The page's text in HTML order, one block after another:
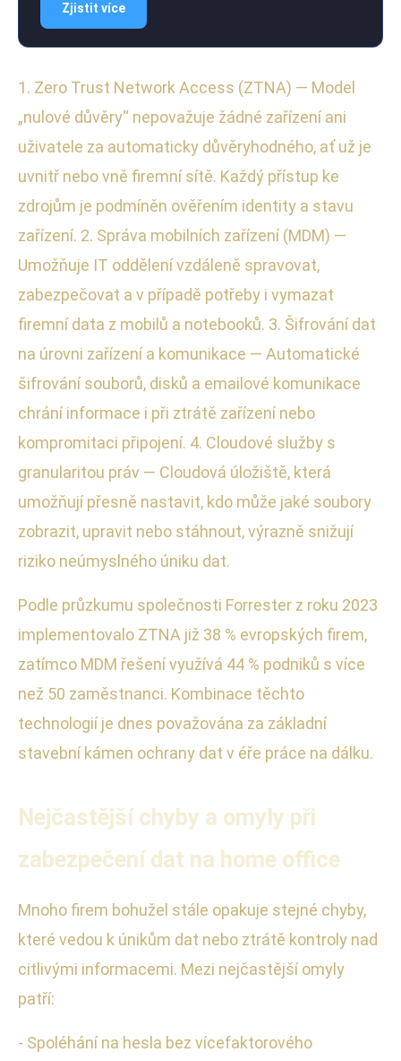
Zjistit více
1. Zero Trust Network Access (ZTNA) — Model
„nulové důvěry“ nepovažuje žádné zařízení ani
uživatele za automaticky důvěryhodného, ať už je
uvnitř nebo vně firemní sítě. Každý přístup ke
zdrojům je podmíněn ověřením identity a stavu
zařízení. 2. Správa mobilních zařízení (MDM) —
Umožňuje IT oddělení vzdáleně spravovat,
zabezpečovat a v případě potřeby i vymazat
firemní data z mobilů a notebooků. 3. Šifrování dat
na úrovni zařízení a komunikace — Automatické
šifrování souborů, disků a emailové komunikace
chrání informace i při ztrátě zařízení nebo
kompromitaci připojení. 4. Cloudové služby s
granularitou práv — Cloudová úložiště, která
umožňují přesně nastavit, kdo může jaké soubory
zobrazit, upravit nebo stáhnout, výrazně snižují
riziko neúmyslného úniku dat.
Podle průzkumu společnosti Forrester z roku 2023
implementovalo ZTNA již 38 % evropských firem,
zatímco MDM řešení využívá 44 % podniků s více
než 50 zaměstnanci. Kombinace těchto
technologií je dnes považována za základní
stavební kámen ochrany dat v éře práce na dálku.
Nejčastější chyby a omyly při
zabezpečení dat na home office
Mnoho firem bohužel stále opakuje stejné chyby,
které vedou k únikům dat nebo ztrátě kontroly nad
citlivými informacemi. Mezi nejčastější omyly
patří:
- Spoléhání na hesla bez vícefaktorového